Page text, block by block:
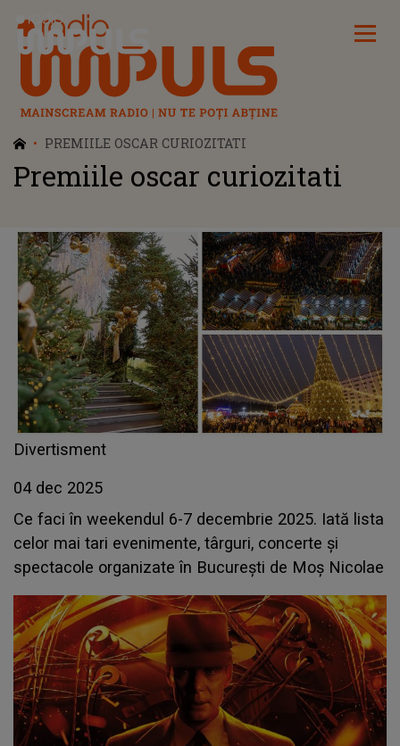
Radio Impuls
PREMIILE OSCAR CURIOZITATI
Premiile oscar curiozitati
Divertisment
04 dec 2025
Ce faci în weekendul 6-7 decembrie 2025. Iată lista
celor mai tari evenimente, târguri, concerte și
spectacole organizate în București de Moș Nicolae